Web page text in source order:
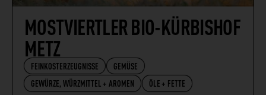
MOSTVIERTLER BIO-KÜRBISHOF
METZ
FEINKOSTERZEUGNISSE
GEMÜSE
GEWÜRZE, WÜRZMITTEL + AROMEN
ÖLE + FETTE